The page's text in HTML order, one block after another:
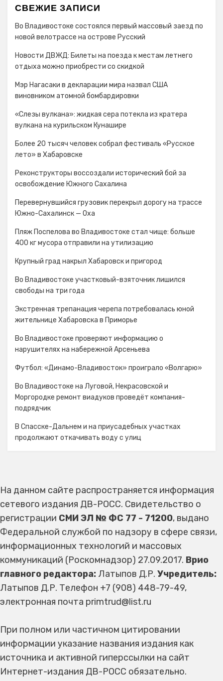
СВЕЖИЕ ЗАПИСИ
Во Владивостоке состоялся первый массовый заезд по
новой велотрассе на острове Русский
Новости ДВЖД: Билеты на поезда к местам летнего
отдыха можно приобрести со скидкой
Мэр Нагасаки в декларации мира назвал США
виновником атомной бомбардировки
«Слезы вулкана»: жидкая сера потекла из кратера
вулкана на курильском Кунашире
Более 20 тысяч человек собрал фестиваль «Русское
лето» в Хабаровске
Реконструкторы воссоздали исторический бой за
освобождение Южного Сахалина
Перевернувшийся грузовик перекрыл дорогу на трассе
Южно-Сахалинск — Оха
Пляж Поспелова во Владивостоке стал чище: больше
400 кг мусора отправили на утилизацию
Крупный град накрыл Хабаровск и пригород
Во Владивостоке участковый-взяточник лишился
свободы на три года
Экстренная трепанация черепа потребовалась юной
жительнице Хабаровска в Приморье
Во Владивостоке проверяют информацию о
нарушителях на набережной Арсеньева
Футбол: «Динамо-Владивосток» проиграло «Волгарю»
Во Владивостоке на Луговой, Некрасовской и
Моргородке ремонт виадуков проведёт компания-
подрядчик
В Спасске-Дальнем и на приусадебных участках
продолжают откачивать воду с улиц
На данном сайте распространяется информация
сетевого издания ДВ-РОСС. Свидетельство о
регистрации СМИ ЭЛ № ФС 77 - 71200, выдано
Федеральной службой по надзору в сфере связи,
информационных технологий и массовых
коммуникаций (Роскомнадзор) 27.09.2017. Врио
главного редактора: Латыпов Д.Р. Учредитель:
Латыпов Д.Р. Телефон +7 (908) 448-79-49,
электронная почта primtrud@list.ru
При полном или частичном цитировании
информации указание названия издания как
источника и активной гиперссылки на сайт
Интернет-издания ДВ-РОСС обязательно.